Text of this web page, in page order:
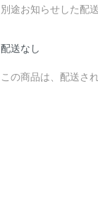
別途お知らせした配
配送なし
この商品は、配送さ